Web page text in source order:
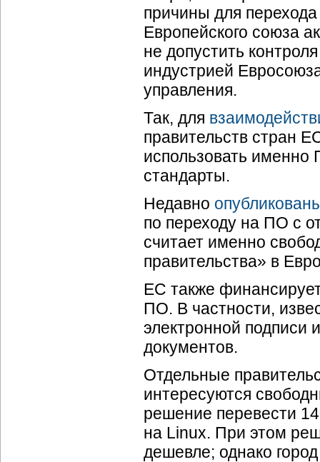
причины для
Европейского союза
не допустить
индустрией
управления.
Так, для
правительств стран
использовать
стандарты.
Недавно
по переходу на ПО с
считает именно
правительства» в
ЕС также
ПО. В частности,
электронной подписи
документов.
Отдельные
интересуются
решение перевести
на Linux. При этом
дешевле; однако